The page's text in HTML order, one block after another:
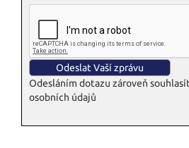
Odesláním dotazu zároveň
osobních údajů